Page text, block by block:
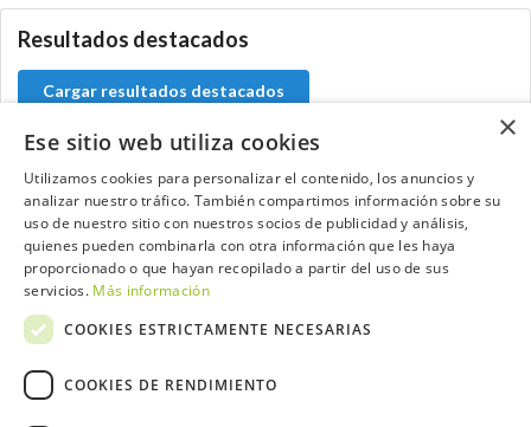
Resultados destacados
Cargar resultados destacados
Contacta con el equipo de NextCaddy
Opina Contacta
×
Ese sitio web utiliza cookies
Utilizamos cookies para personalizar el contenido, los anuncios y
analizar nuestro tráfico. También compartimos información sobre su
uso de nuestro sitio con nuestros socios de publicidad y análisis,
quienes pueden combinarla con otra información que les haya
proporcionado o que hayan recopilado a partir del uso de sus
servicios. Más información
COOKIES ESTRICTAMENTE NECESARIAS
COOKIES DE RENDIMIENTO